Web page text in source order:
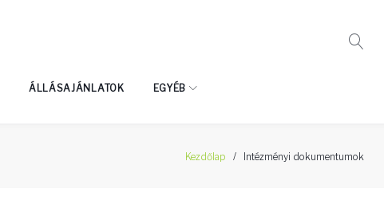
ÁLLÁSAJÁNLATOK EGYÉB
Kezdőlap / Intézményi dokumentumok